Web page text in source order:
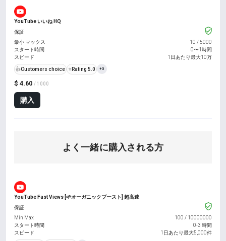
YouTube いいね HQ
$ 4.60 / 1000
購入
保証
最小 マックス
10 /5000
スタート時間
0〜1時間
スピード
1日あたり最大10万
👍Customers choice ⭐ Rating 5.0 +3
よく一緒に購入される方
YouTube Fast Views [🌱オーガニックブースト] 超高速
保証
Min Max
100 / 10000000
スタート時間
0-3 時間
スピード
1日あたり最大5,000件